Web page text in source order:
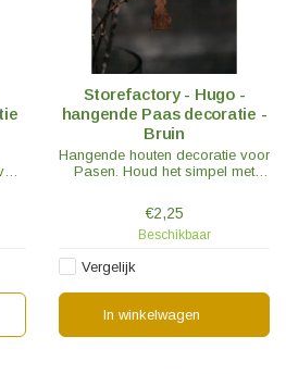
Storefactory - Hugo -
hangende Paas decoratie -
Bruin
Hangende houten decoratie voor
Pasen. Houd het simpel met
met andere paas versieringen uit
onze selectie.
€2,25
Beschikbaar
Vergelijk
In winkelwagen